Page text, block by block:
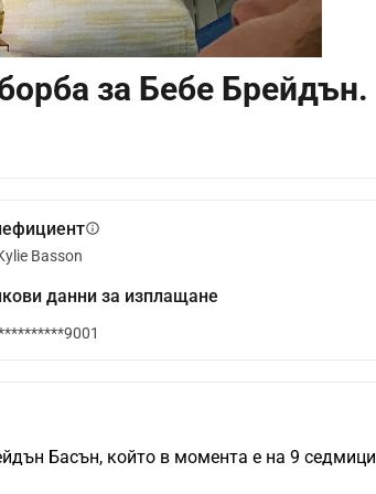
за Бебе Брейдън.
info
Basson
данни за изплащане
Басън, който в момента е на 9 седмици